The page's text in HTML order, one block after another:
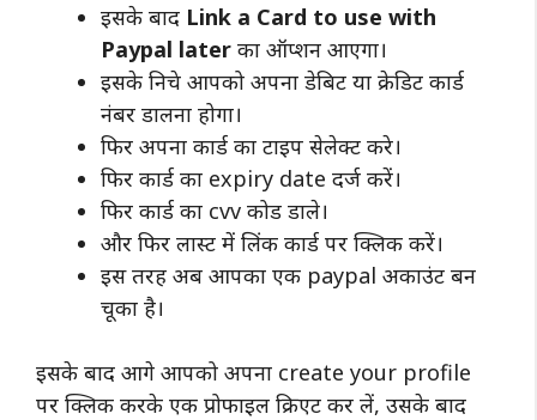
इसके बाद Link a Card to use with
Paypal later का ऑप्शन आएगा।
इसके निचे आपको अपना डेबिट या क्रेडिट कार्ड
नंबर डालना होगा।
फिर अपना कार्ड का टाइप सेलेक्ट करे।
फिर कार्ड का expiry date दर्ज करें।
फिर कार्ड का cvv कोड डाले।
और फिर लास्ट में लिंक कार्ड पर क्लिक करें।
इस तरह अब आपका एक paypal अकाउंट बन
चूका है।
इसके बाद आगे आपको अपना create your profile
पर क्लिक करके एक प्रोफाइल क्रिएट कर लें, उसके बाद